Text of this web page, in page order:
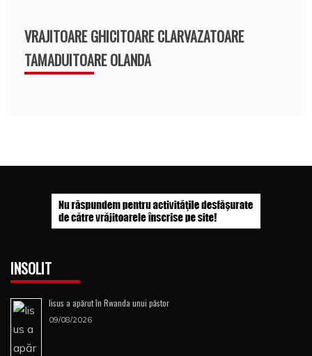
VRAJITOARE GHICITOARE CLARVAZATOARE
TAMADUITOARE OLANDA
INSOLIT
Iisus a apărut în Rwanda unui păstor
09/08/2026